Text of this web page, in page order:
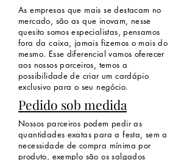
As empresas que mais se destacam no
mercado, são as que inovam, nesse
quesito somos especialistas, pensamos
fora da caixa, jamais fizemos o mais do
mesmo. Esse diferencial vamos oferecer
aos nossos parceiros, temos a
possibilidade de criar um cardápio
exclusivo para o seu negócio.
Pedido sob medida
Nossos parceiros podem pedir as
quantidades exatas para a festa, sem a
necessidade de compra mínima por
produto, exemplo são os salgados